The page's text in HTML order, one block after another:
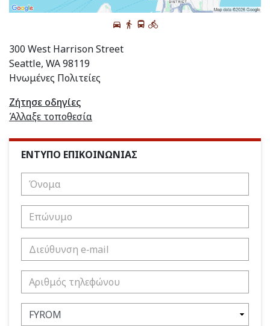
300 West Harrison Street
Seattle, WA 98119
Ηνωμένες Πολιτείες
Ζήτησε οδηγίες
Άλλαξε τοποθεσία
ΕΝΤΥΠΟ ΕΠΙΚΟΙΝΩΝΙΑΣ